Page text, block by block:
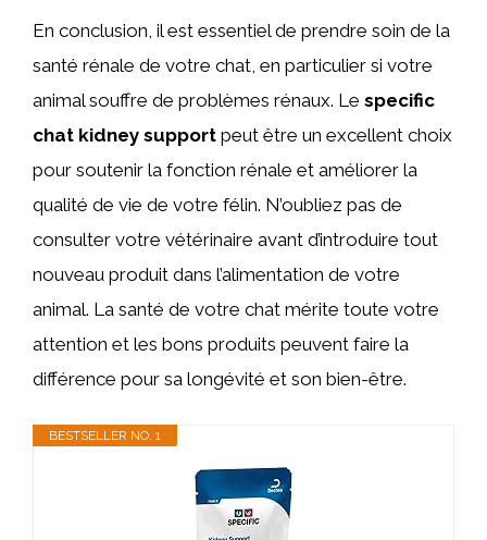
En conclusion, il est essentiel de prendre soin de la
santé rénale de votre chat, en particulier si votre
animal souffre de problèmes rénaux. Le specific
chat kidney support peut être un excellent choix
pour soutenir la fonction rénale et améliorer la
qualité de vie de votre félin. N’oubliez pas de
consulter votre vétérinaire avant d’introduire tout
nouveau produit dans l’alimentation de votre
animal. La santé de votre chat mérite toute votre
attention et les bons produits peuvent faire la
différence pour sa longévité et son bien-être.
BESTSELLER NO. 1